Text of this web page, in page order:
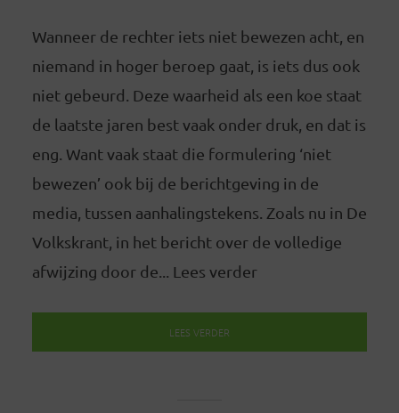
Wanneer de rechter iets niet bewezen acht, en
niemand in hoger beroep gaat, is iets dus ook
niet gebeurd. Deze waarheid als een koe staat
de laatste jaren best vaak onder druk, en dat is
eng. Want vaak staat die formulering ‘niet
bewezen’ ook bij de berichtgeving in de
media, tussen aanhalingstekens. Zoals nu in De
Volkskrant, in het bericht over de volledige
afwijzing door de... Lees verder
LEES VERDER